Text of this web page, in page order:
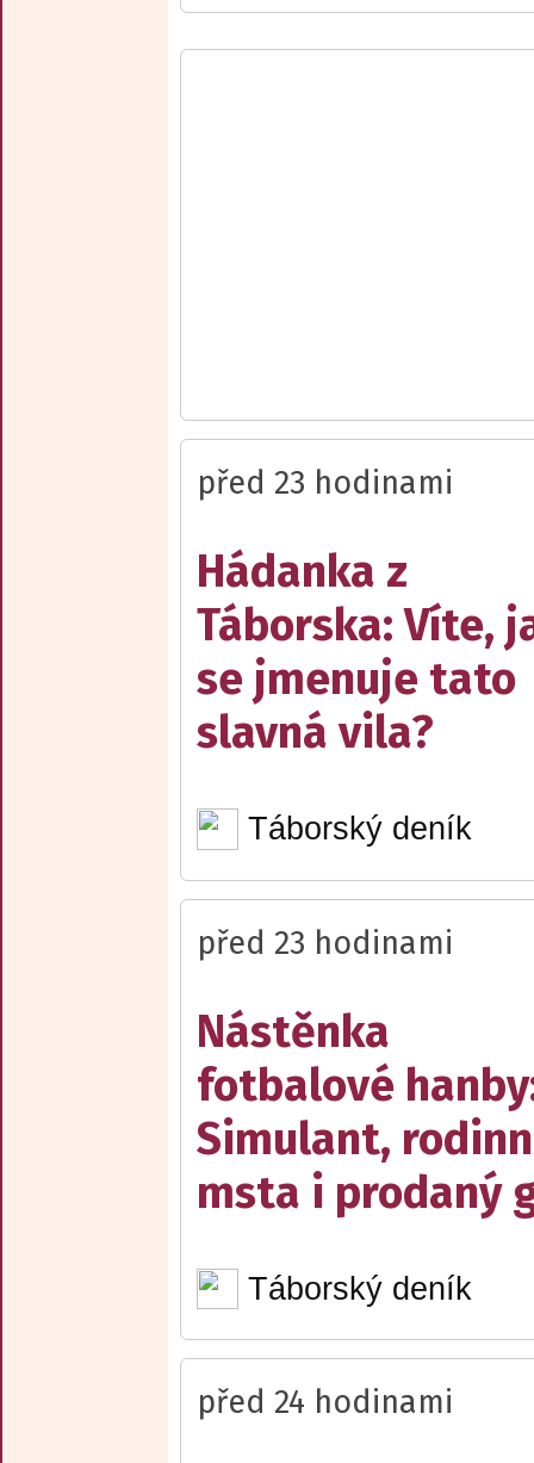
před 23 hodinami
Hádanka z
Táborska: Víte,
se jmenuje tato
slavná vila?
Táborský deník
před 23 hodinami
Nástěnka
fotbalové
Simulant,
msta i prodaný
Táborský deník
před 24 hodinami